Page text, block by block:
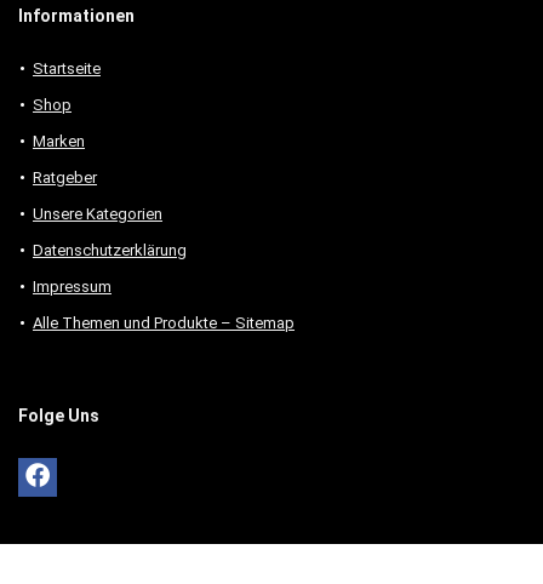
Informationen
Startseite
Shop
Marken
Ratgeber
Unsere Kategorien
Datenschutzerklärung
Impressum
Alle Themen und Produkte – Sitemap
Folge Uns